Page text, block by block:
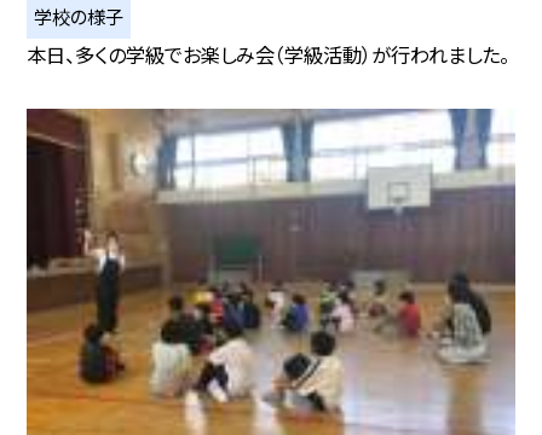
学校の様子
本日、多くの学級でお楽しみ会（学級活動）が行われました。